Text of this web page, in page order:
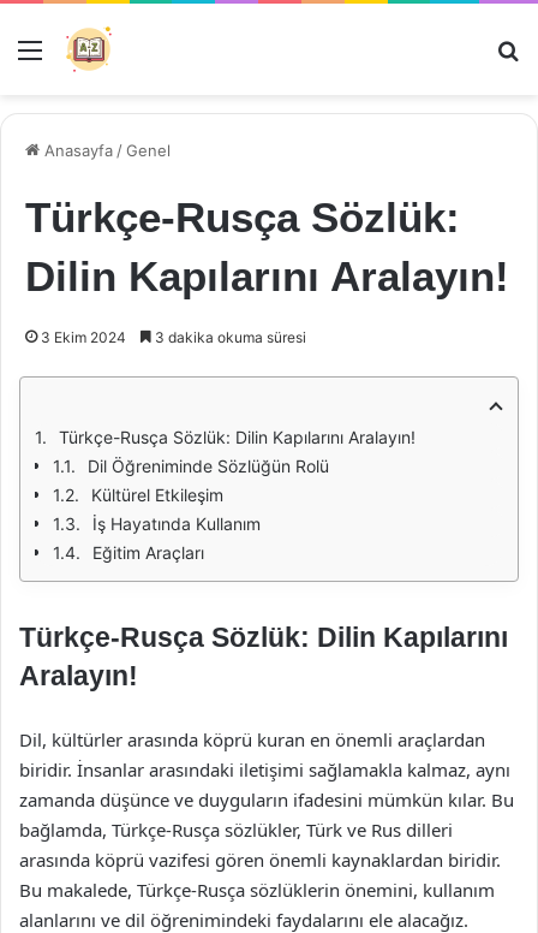
Menü
Anasayfa /Genel
Türkçe-Rusça Sözlük:
Dilin Kapılarını Aralayın!
3 Ekim 2024 3 dakika okuma süresi
Türkçe-Rusça Sözlük: Dilin Kapılarını Aralayın!
Dil Öğreniminde Sözlüğün Rolü
Kültürel Etkileşim
İş Hayatında Kullanım
Eğitim Araçları
Türkçe-Rusça Sözlük: Dilin Kapılarını
Aralayın!
Dil, kültürler arasında köprü kuran en önemli araçlardan
biridir. İnsanlar arasındaki iletişimi sağlamakla kalmaz, aynı
zamanda düşünce ve duyguların ifadesini mümkün kılar. Bu
bağlamda, Türkçe-Rusça sözlükler, Türk ve Rus dilleri
arasında köprü vazifesi gören önemli kaynaklardan biridir.
Bu makalede, Türkçe-Rusça sözlüklerin önemini, kullanım
alanlarını ve dil öğrenimindeki faydalarını ele alacağız.